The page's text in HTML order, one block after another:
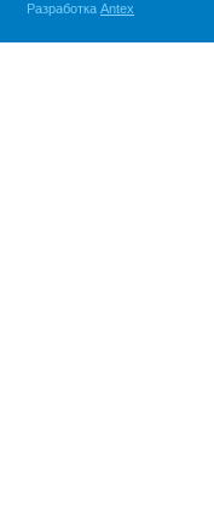
Разработка Antex